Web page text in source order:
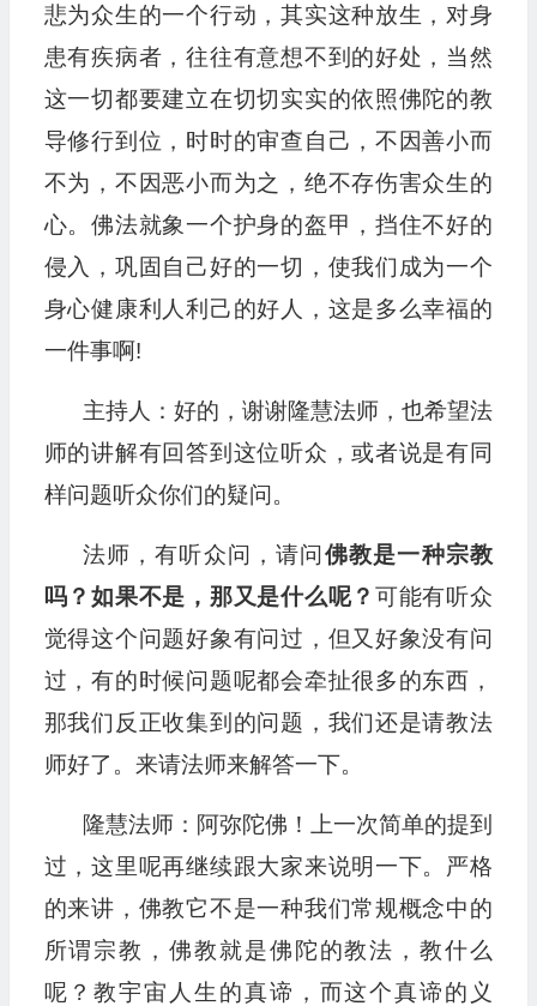
悲为众生的一个行动，其实这种放生，对身
患有疾病者，往往有意想不到的好处，当然
这一切都要建立在切切实实的依照佛陀的教
导修行到位，时时的审查自己，不因善小而
不为，不因恶小而为之，绝不存伤害众生的
心。佛法就象一个护身的盔甲，挡住不好的
侵入，巩固自己好的一切，使我们成为一个
身心健康利人利己的好人，这是多么幸福的
一件事啊!
主持人：好的，谢谢隆慧法师，也希望法
师的讲解有回答到这位听众，或者说是有同
样问题听众你们的疑问。
法师，有听众问，请问 佛教是一种宗教
吗？如果不是，那又是什么呢？ 可能有听众
觉得这个问题好象有问过，但又好象没有问
过，有的时候问题呢都会牵扯很多的东西，
那我们反正收集到的问题，我们还是请教法
师好了。来请法师来解答一下。
隆慧法师：阿弥陀佛！上一次简单的提到
过，这里呢再继续跟大家来说明一下。严格
的来讲，佛教它不是一种我们常规概念中的
所谓宗教，佛教就是佛陀的教法，教什么
呢？教宇宙人生的真谛，而这个真谛的义